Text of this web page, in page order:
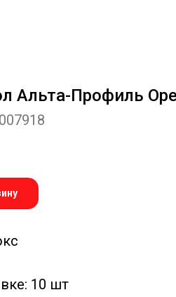
Альта-Профиль
10 шт